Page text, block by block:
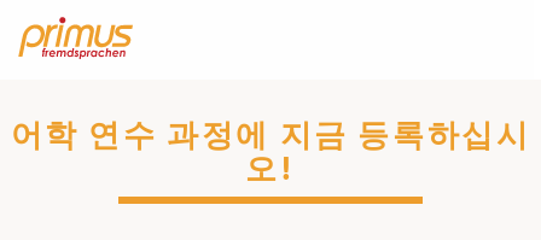
어학 연수 과정에 지금 등록하십시
오!